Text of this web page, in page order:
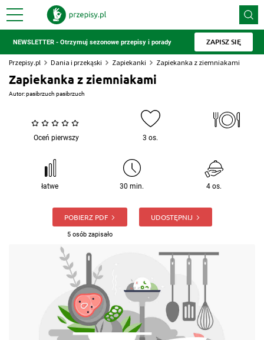
NEWSLETTER - Otrzymuj sezonowe przepisy i porady ZAPISZ SIĘ
Przepisy.pl Dania i przekąski Zapiekanki Zapiekanka z ziemniakami
Zapiekanka z ziemniakami
Autor:pasibrzuch pasibrzuch
Oceń pierwszy 3 os.
łatwe 30 min. 4 os.
POBIERZ PDF
5 osób zapisało
UDOSTĘPNIJ